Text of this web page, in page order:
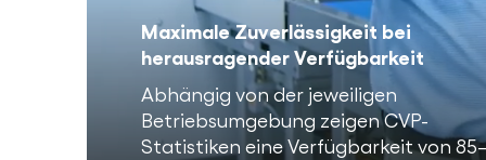
Maximale Zuverlässigkeit bei
herausragender Verfügbarkeit
Abhängig von der jeweiligen
Betriebsumgebung zeigen CVP-
Statistiken eine Verfügbarkeit von